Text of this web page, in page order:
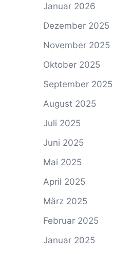
Januar 2026
Dezember 2025
November 2025
Oktober 2025
September 2025
August 2025
Juli 2025
Juni 2025
Mai 2025
April 2025
März 2025
Februar 2025
Januar 2025